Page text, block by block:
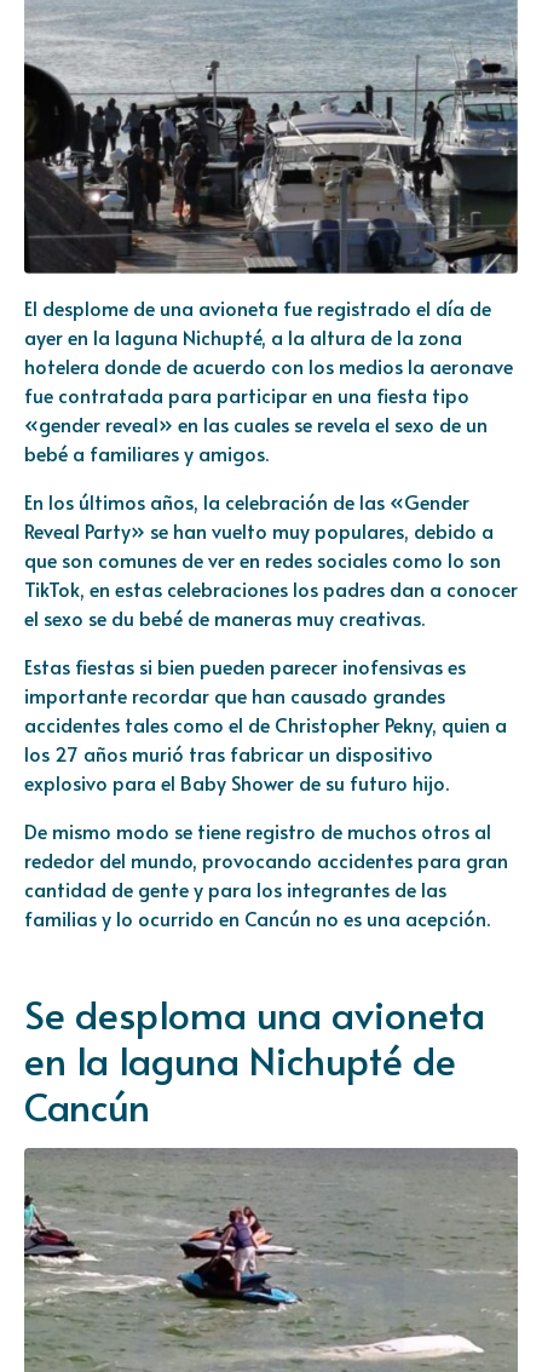
El desplome de una avioneta fue registrado el día de
ayer en la laguna Nichupté, a la altura de la zona
hotelera donde de acuerdo con los medios la aeronave
fue contratada para participar en una fiesta tipo
«gender reveal» en las cuales se revela el sexo de un
bebé a familiares y amigos.
En los últimos años, la celebración de las «Gender
Reveal Party» se han vuelto muy populares, debido a
que son comunes de ver en redes sociales como lo son
TikTok, en estas celebraciones los padres dan a conocer
el sexo se du bebé de maneras muy creativas.
Estas fiestas si bien pueden parecer inofensivas es
importante recordar que han causado grandes
accidentes tales como el de Christopher Pekny, quien a
los 27 años murió tras fabricar un dispositivo
explosivo para el Baby Shower de su futuro hijo.
De mismo modo se tiene registro de muchos otros al
rededor del mundo, provocando accidentes para gran
cantidad de gente y para los integrantes de las
familias y lo ocurrido en Cancún no es una acepción.
Se desploma una avioneta
en la laguna Nichupté de
Cancún